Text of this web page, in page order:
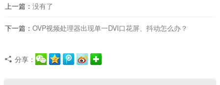
上一篇： 没有了
下一篇： OVP视频处理器出现单一DVI口花屏、抖动怎么办？
分享：